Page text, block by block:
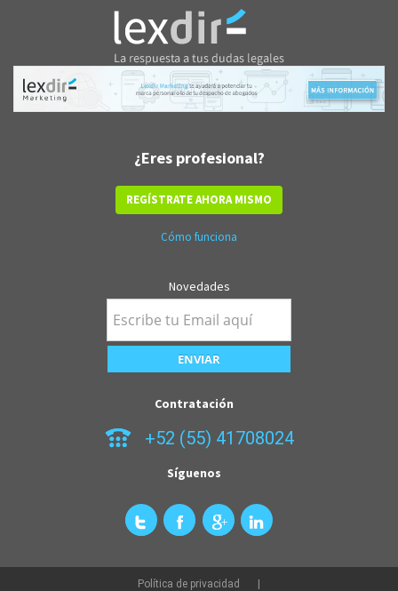
¿Eres profesional?
REGÍSTRATE AHORA MISMO
Cómo funciona
Novedades
Contratación
+52 (55) 41708024
Síguenos
Política de privacidad